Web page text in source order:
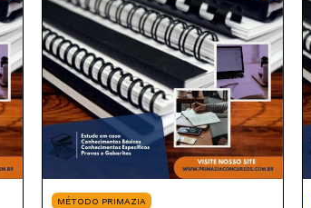
MÉTODO PRIMAZIA